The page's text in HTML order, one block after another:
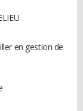
en gestion de